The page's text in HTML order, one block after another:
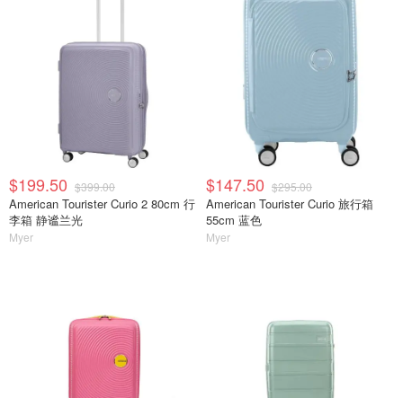
$199.50 $399.00
American Tourister Curio 2 80cm 行
李箱 静谧兰光
Myer
$147.50 $295.00
American Tourister Curio 旅行箱
55cm 蓝色
Myer